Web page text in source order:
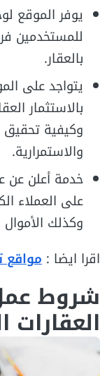
يوفر الموقع
للمستخدمين
بالعقار.
يتواجد على
بالاستثمار
وكيفية تحقيق
والاستمرارية.
خدمة أعلن عن
على العملاء
وكذلك
اقرا ايضا :
شروط
العقارات